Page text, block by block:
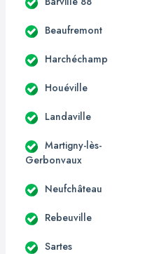
Beaufremont
Harchéchamp
Houéville
Landaville
Martigny-lès-
Gerbonvaux
Neufchâteau
Rebeuville
Sartes